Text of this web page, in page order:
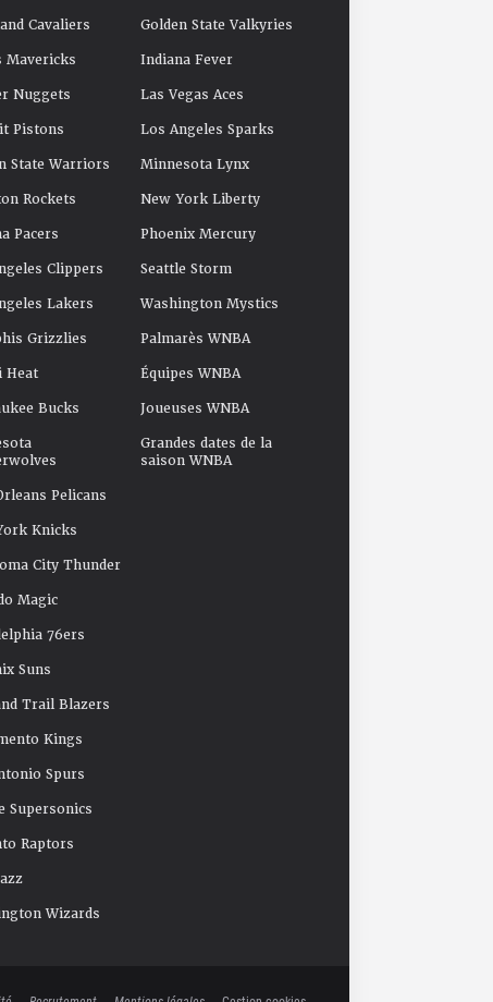
Cavaliers
Mavericks
Nuggets
Pistons
State Warriors
Rockets
Pacers
Clippers
Lakers
Grizzlies
Heat
Bucks
Pelicans
Knicks
City Thunder
Magic
76ers
Suns
Trail Blazers
Kings
Spurs
Supersonics
Raptors
Wizards
Golden State Valkyries
Indiana Fever
Las Vegas Aces
Los Angeles Sparks
Minnesota Lynx
New York Liberty
Phoenix Mercury
Seattle Storm
Washington Mystics
Palmarès WNBA
Équipes WNBA
Joueuses WNBA
Grandes dates de la
saison WNBA